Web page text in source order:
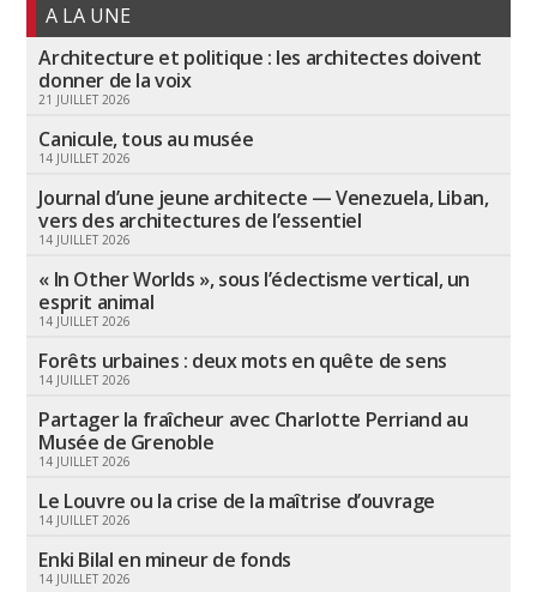
A LA UNE
Architecture et politique : les architectes doivent
donner de la voix
21 JUILLET 2026
Canicule, tous au musée
14 JUILLET 2026
Journal d’une jeune architecte — Venezuela, Liban,
vers des architectures de l’essentiel
14 JUILLET 2026
« In Other Worlds », sous l’éclectisme vertical, un
esprit animal
14 JUILLET 2026
Forêts urbaines : deux mots en quête de sens
14 JUILLET 2026
Partager la fraîcheur avec Charlotte Perriand au
Musée de Grenoble
14 JUILLET 2026
Le Louvre ou la crise de la maîtrise d’ouvrage
14 JUILLET 2026
Enki Bilal en mineur de fonds
14 JUILLET 2026